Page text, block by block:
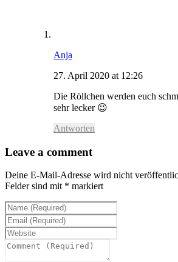
Anja
27. April 2020 at 12:26
Die Röllchen werden euch
sehr lecker 😉
Antworten
Leave a comment
Deine E-Mail-Adresse wird nicht
Felder sind mit * markiert